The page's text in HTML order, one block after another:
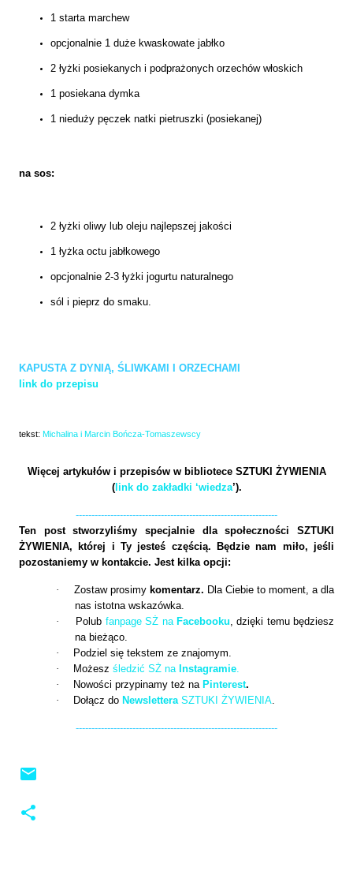
1 starta marchew
opcjonalnie 1 duże kwaskowate jabłko
2 łyżki posiekanych i podprażonych orzechów włoskich
1 posiekana dymka
1 nieduży pęczek natki pietruszki (posiekanej)
na sos:
2 łyżki oliwy lub oleju najlepszej jakości
1 łyżka octu jabłkowego
opcjonalnie 2-3 łyżki jogurtu naturalnego
sól i pieprz do smaku.
KAPUSTA Z DYNIĄ, ŚLIWKAMI I ORZECHAMI
link do przepisu
tekst: Michalina i Marcin Bończa-Tomaszewscy
Więcej artykułów i przepisów w bibliotece SZTUKI ŻYWIENIA
(link do zakładki ‘wiedza’).
----------------------------------------------------------------
Ten post stworzyliśmy specjalnie dla społeczności SZTUKI
ŻYWIENIA, której i Ty jesteś częścią. Będzie nam miło, jeśli
pozostaniemy w kontakcie. Jest kilka opcji:
· Zostaw prosimy komentarz. Dla Ciebie to moment, a dla
nas istotna wskazówka.
·
Polub fanpage SŻ na Facebooku, dzięki temu będziesz
na bieżąco.
·
Podziel się tekstem ze znajomym.
·
Możeszśledzić SŻ na Instagramie.
·
Nowości przypinamy też na Pinterest.
·
Dołącz do NewsletteraSZTUKI ŻYWIENIA.
----------------------------------------------------------------